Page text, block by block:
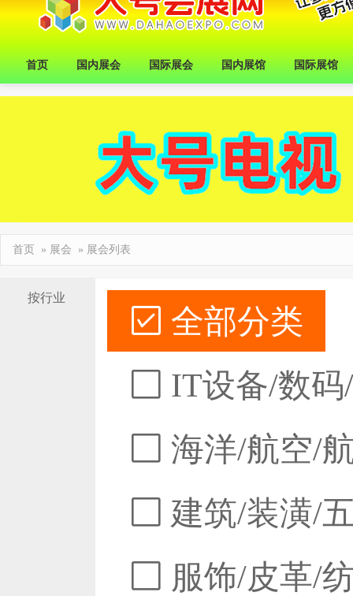
首页 国内展会 国际展会 国内展馆 国际展馆
首页 » 展会 » 展会列表
按行业
全部分类
IT设备/数码
海洋/航空/
建筑/装潢/
服饰/皮革/